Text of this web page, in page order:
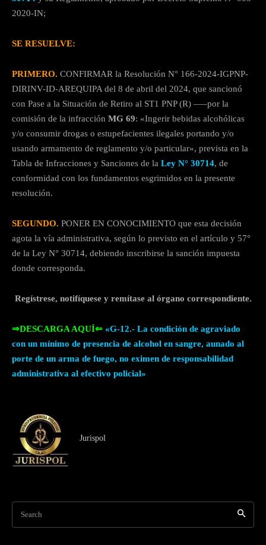
2020-IN;
SE RESUELVE:
PRIMERO. CONFIRMAR la Resolución N° 166-2024-IGPNP-
DIRINV-ID-AREQUIPA del 8 de abril del 2024, que sancionó
con Pase a la Situación de Retiro al ST1 PNP (R) —–por la
comisión de la infracción MG 69: «Ingerir bebidas alcohólicas
y/o consumir drogas o estupefacientes ilegales portando y/o
usando armamento de reglamento y/o particular», prevista en la
Tabla de Infracciones y Sanciones de la Ley N° 30714, de
conformidad con los fundamentos esgrimidos en la presente
resolución.
SEGUNDO. PONER EN CONOCIMIENTO que esta decisión
agota la vía administrativa, según lo previsto en el artículo y 57°
de la Ley N° 30714, debiendo inscribirse la sanción impuesta
donde corresponda.
Regístrese, notifíquese y remítase al órgano correspondiente.
⇒DESCARGA AQUÍ⇐ «G-12.- La condición de agraviado
con un mínimo de presencia de alcohol en sangre, aunado al
porte de un arma de fuego, no eximen de responsabilidad
administrativa al efectivo policial»
Jurispol
Search